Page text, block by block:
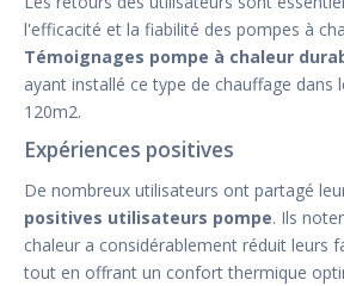
l'efficacité et la fiabilité des pompes à
Témoignages pompe à chaleur
ayant installé ce type de chauffage dans
120m2.
Expériences positives
De nombreux utilisateurs ont partagé
positives utilisateurs pompe. Ils
chaleur a considérablement réduit leurs
tout en offrant un confort thermique